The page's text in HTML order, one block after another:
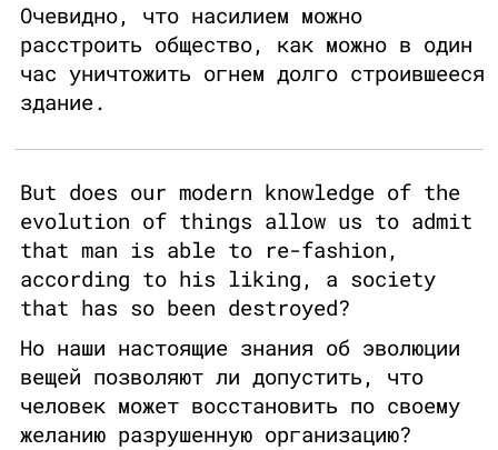
Очевидно, что насилием можно
расстроить общество, как можно в один
час уничтожить огнем долго строившееся
здание.
But does our modern knowledge of the
evolution of things allow us to admit
that man is able to re-fashion,
according to his liking, a society
that has so been destroyed?
Но наши настоящие знания об эволюции
вещей позволяют ли допустить, что
человек может восстановить по своему
желанию разрушенную организацию?